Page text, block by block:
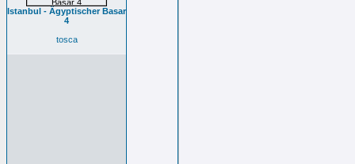
Istanbul - Ägyptischer Basar
4
tosca